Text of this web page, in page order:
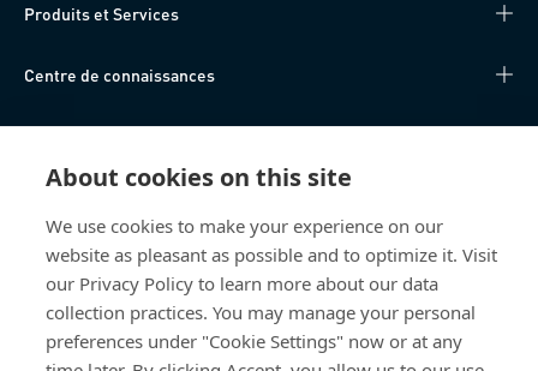
About cookies on this site
We use cookies to make your experience on our
website as pleasant as possible and to optimize it. Visit
our Privacy Policy to learn more about our data
collection practices. You may manage your personal
preferences under "Cookie Settings" now or at any
Produits et Services
Centre de connaissances
Bossard France
14, rue des Tuileries
67460 Souffelweyersheim
France